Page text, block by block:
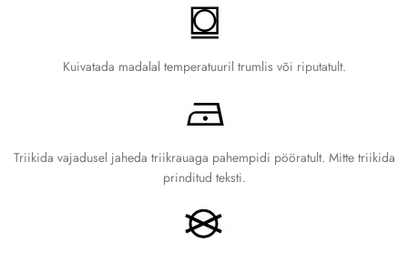
Aseta mõõdulindi üks ots krae kõrvale, särgi kõrgeimale õlapunktile.
Mõõda särgi laius rinna alt – aseta mõõdulint horisontaalselt ja mõõda
ühe küljeõmbluse servast teise servani.
Suurustabel
PIKKUS (CM)
Kuivatada madalal temperatuuril trumlis või riputatult.
Triikida vajadusel jaheda triikrauaga pahempidi pööratult. Mitte triikida
prinditud teksti.